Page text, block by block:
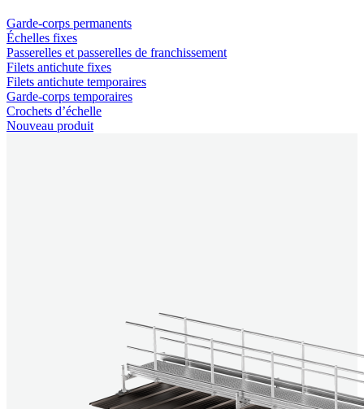
Garde-corps permanents
Échelles fixes
Passerelles et passerelles de franchissement
Filets antichute fixes
Filets antichute temporaires
Garde-corps temporaires
Crochets d’échelle
Nouveau produit